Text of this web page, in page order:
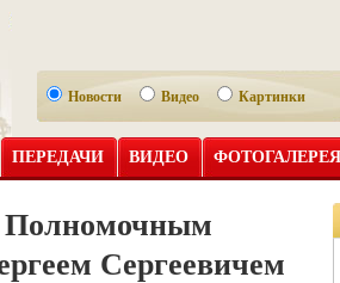
Новости Видео Картинки
ПЕРЕДАЧИ ВИДЕО ФОТОГАЛЕРЕЯ
Сергеевичем